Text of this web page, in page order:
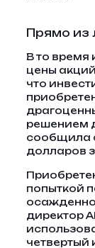
Прямо из
В то время
цены
что
решением
сообщила
долларов
попыткой
директор
четвертый